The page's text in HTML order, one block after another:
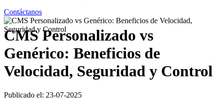
Contáctanos
CMS Personalizado vs
Genérico: Beneficios de
Velocidad, Seguridad y Control
Publicado el: 23-07-2025